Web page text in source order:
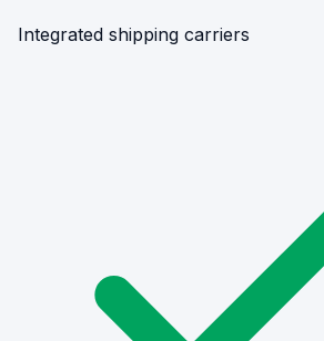
Integrated shipping carriers